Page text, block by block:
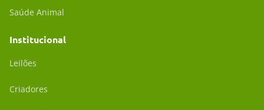
Saúde Animal
Institucional
Leilões
Criadores